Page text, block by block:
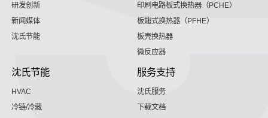
研发创新
新闻媒体
沈氏节能
印刷电路板式换热器（PCHE）
板翅式换热器（PFHE）
板壳换热器
微反应器
沈氏节能
HVAC
冷链/冷藏
服务支持
沈氏服务
下载文档